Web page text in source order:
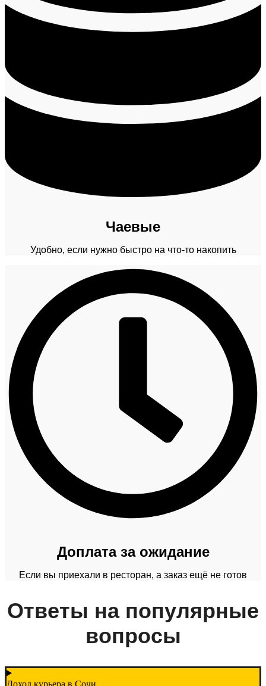
Чаевые
Удобно, если нужно быстро на что-то накопить
Доплата за ожидание
Если вы приехали в ресторан, а заказ ещё не готов
Ответы на популярные
вопросы
Доход курьера в Сочи